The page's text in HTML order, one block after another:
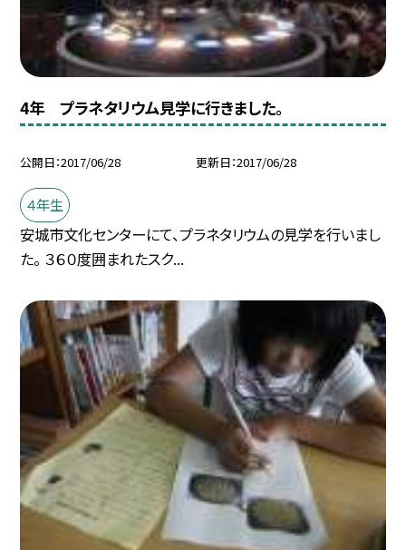
4年 プラネタリウム見学に行きました。
公開日 2017/06/28 更新日 2017/06/28
４年生
安城市文化センターにて、プラネタリウムの見学を行いまし
た。 ３６０度囲まれたスク...